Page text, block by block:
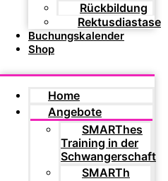
Rückbildung
Rektusdiastase
Buchungskalender
Shop
Home
Angebote
SMARThes
Training in der
Schwangerschaft
SMARTh